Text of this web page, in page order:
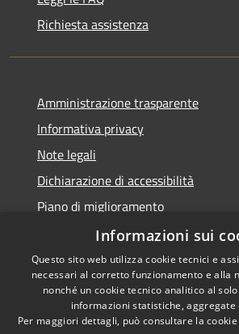
Richiesta assistenza
Amministrazione trasparente
Informativa privacy
Note legali
Dichiarazione di accessibilità
Piano di miglioramento
Accessibilità
Privacy
Informazioni sui
Questo sito web utilizza cookie tecnici e
necessari al corretto funzionamento e alla
nonché un cookie tecnico analitico al
informazioni statistiche, aggregate
Per maggiori dettagli, può consultare la